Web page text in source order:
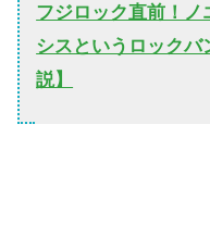
フジロック直前！
シスというロック
説】